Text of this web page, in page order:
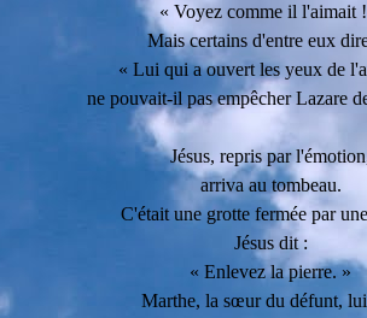
« Voyez comme il l'aimait
Mais certains d'entre eux
« Lui qui a ouvert les yeux de
ne pouvait-il pas empêcher Lazare
Jésus, repris par
arriva au tombeau.
C'était une grotte fermée par
Jésus dit :
« Enlevez la pierre. »
Marthe, la sœur du défunt,